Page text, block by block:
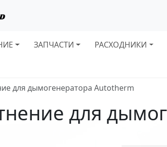
ЗАПЧАСТИ РАСХОДНИКИ
для дымогенератора Autotherm
для